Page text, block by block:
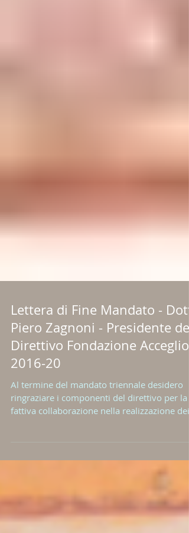
Lettera di Fine Mandato - Dott.
Piero Zagnoni - Presidente del
Direttivo Fondazione Acceglio
2016-20
Al termine del mandato triennale desidero